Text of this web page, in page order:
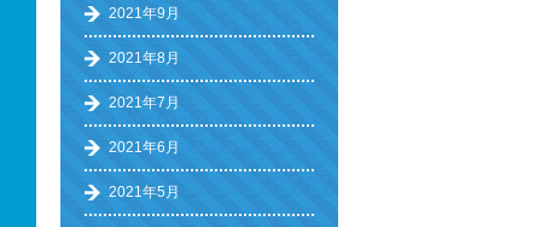
2021年9月
2021年8月
2021年7月
2021年6月
2021年5月